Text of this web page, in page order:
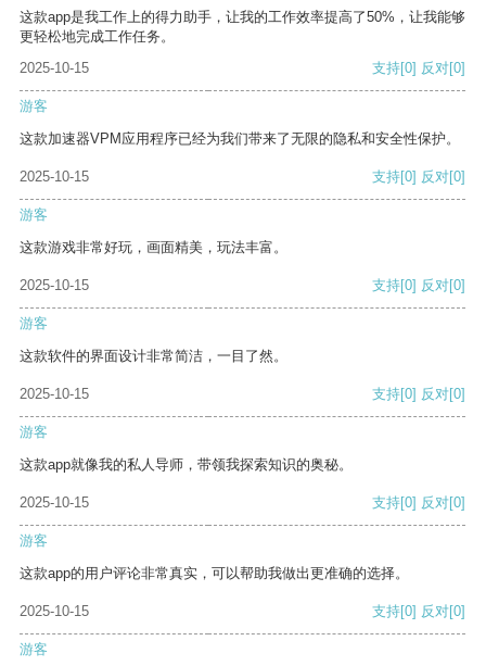
这款app是我工作上的得力助手，让我的工作效率提高了50%，让我能够
更轻松地完成工作任务。
2025-10-15
支持[0] 反对[0]
游客
这款加速器VPM应用程序已经为我们带来了无限的隐私和安全性保护。
2025-10-15 支持[0] 反对[0]
游客
这款游戏非常好玩，画面精美，玩法丰富。
2025-10-15 支持[0] 反对[0]
游客
这款软件的界面设计非常简洁，一目了然。
2025-10-15 支持[0] 反对[0]
游客
这款app就像我的私人导师，带领我探索知识的奥秘。
2025-10-15 支持[0] 反对[0]
游客
这款app的用户评论非常真实，可以帮助我做出更准确的选择。
2025-10-15 支持[0] 反对[0]
游客